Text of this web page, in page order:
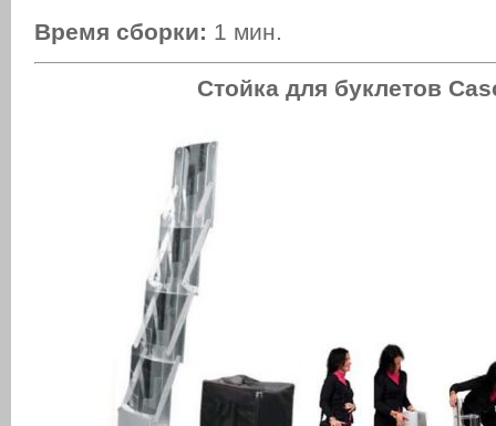
Время сборки: 1 мин.
Стойка для буклетов